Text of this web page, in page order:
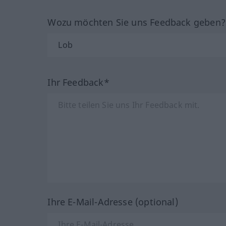
Wozu möchten Sie uns Feedback
Ihr Feedback*
Ihre E-Mail-Adresse (optional)